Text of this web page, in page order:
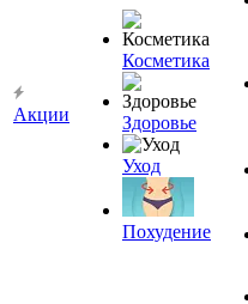
Акции
Косметика
Здоровье
Уход
Похудение